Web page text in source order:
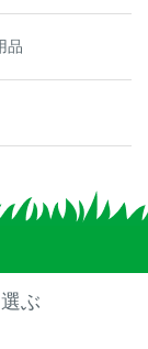
品
ぶ